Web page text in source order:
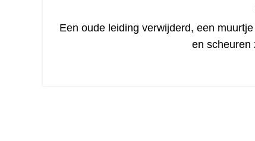
Een oude leiding verwijderd, een
en